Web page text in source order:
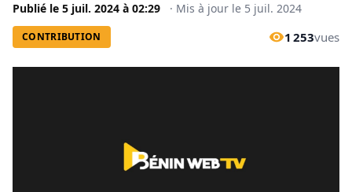
Publié le 5 juil. 2024 à 02:29 · Mis à jour le 5 juil. 2024
CONTRIBUTION 1 253vues